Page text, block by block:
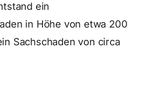
ein
in Höhe von etwa 200
Sachschaden von circa